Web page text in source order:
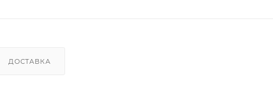
ДОСТАВКА